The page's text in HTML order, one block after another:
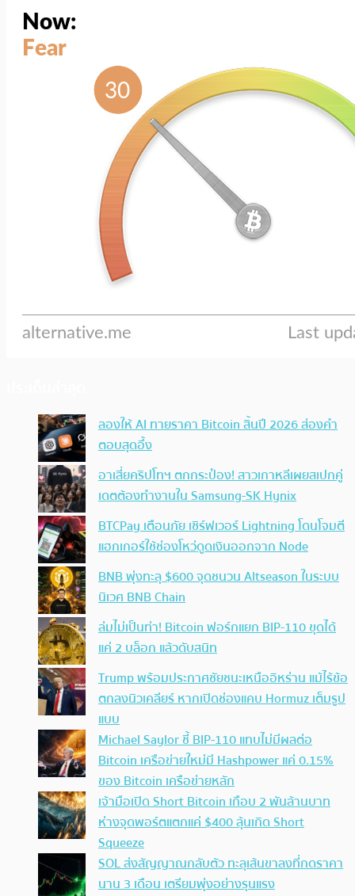
ลองให้ AI ทายราคา Bitcoin สิ้นปี 2026 ส่องคำ
ตอบสุดอึ้ง
อาเสี่ยคริปโทฯ ตกกระป๋อง! สาวเกาหลีเผยสเปกคู่
เดตต้องทำงานใน Samsung-SK Hynix
BTCPay เตือนภัย เซิร์ฟเวอร์ Lightning โดนโจมตี
แฮกเกอร์ใช้ช่องโหว่ดูดเงินออกจาก Node
BNB พุ่งทะลุ $600 จุดชนวน Altseason ในระบบ
นิเวศ BNB Chain
ล่มไม่เป็นท่า! Bitcoin ฟอร์กแยก BIP-110 ขุดได้
แค่ 2 บล็อก แล้วดับสนิท
Trump พร้อมประกาศชัยชนะเหนืออิหร่าน แม้ไร้ข้อ
ตกลงนิวเคลียร์ หากเปิดช่องแคบ Hormuz เต็มรูป
แบบ
Michael Saylor ชี้ BIP-110 แทบไม่มีผลต่อ
Bitcoin เครือข่ายใหม่มี Hashpower แค่ 0.15%
ของ Bitcoin เครือข่ายหลัก
เจ้ามือเปิด Short Bitcoin เกือบ 2 พันล้านบาท
ห่างจุดพอร์ตแตกแค่ $400 ลุ้นเกิด Short
Squeeze
SOL ส่งสัญญาณกลับตัว ทะลุเส้นขาลงที่กดราคา
นาน 3 เดือน เตรียมพุ่งอย่างรุนแรง